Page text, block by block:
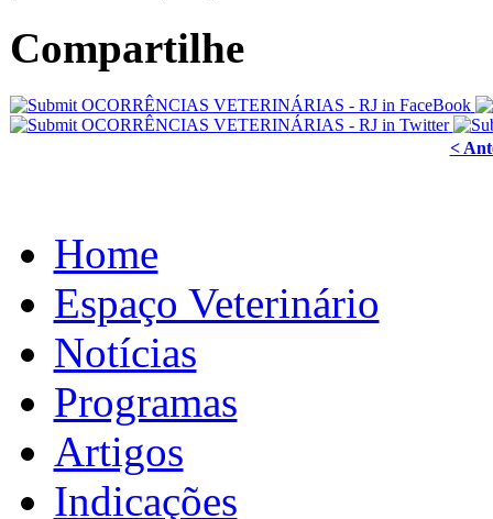
Compartilhe
<
Home
Espaço Veterinário
Notícias
Programas
Artigos
Indicações